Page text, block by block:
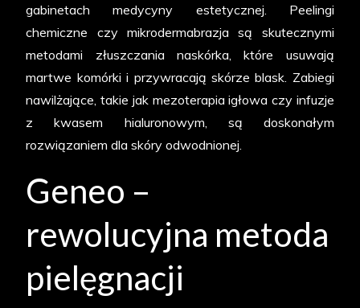
gabinetach medycyny estetycznej. Peelingi
chemiczne czy mikrodermabrazja są skutecznymi
metodami złuszczania naskórka, które usuwają
martwe komórki i przywracają skórze blask. Zabiegi
nawilżające, takie jak mezoterapia igłowa czy infuzje
z kwasem hialuronowym, są doskonałym
rozwiązaniem dla skóry odwodnionej.
Geneo –
rewolucyjna metoda
pielęgnacji